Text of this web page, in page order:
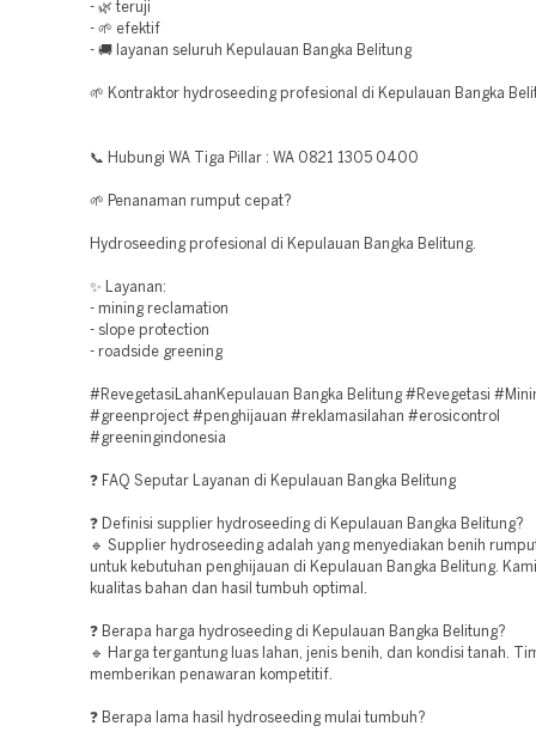
- 🌿 teruji
- 🌱 efektif
- 🚚 layanan seluruh Kepulauan Bangka Belitung
🌱 Kontraktor hydroseeding profesional di Kepulauan Bangka
📞 Hubungi WA Tiga Pillar : WA 0821 1305 0400
🌱 Penanaman rumput cepat?
Hydroseeding profesional di Kepulauan Bangka Belitung.
✨ Layanan:
- mining reclamation
- slope protection
- roadside greening
#RevegetasiLahanKepulauan Bangka Belitung #Revegetasi
#greenproject #penghijauan #reklamasilahan #erosicontrol
#greeningindonesia
❓ FAQ Seputar Layanan di Kepulauan Bangka Belitung
❓ Definisi supplier hydroseeding di Kepulauan Bangka Belitung?
🔹 Supplier hydroseeding adalah yang menyediakan benih
untuk kebutuhan penghijauan di Kepulauan Bangka Belitung.
kualitas bahan dan hasil tumbuh optimal.
❓ Berapa harga hydroseeding di Kepulauan Bangka Belitung?
🔹 Harga tergantung luas lahan, jenis benih, dan kondisi tanah.
memberikan penawaran kompetitif.
❓ Berapa lama hasil hydroseeding mulai tumbuh?